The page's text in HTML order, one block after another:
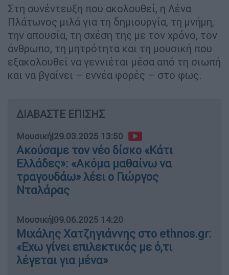
Στη συνέντευξη που ακολουθεί, η Λένα
Πλάτωνος μιλά για τη δημιουργία, τη μνήμη,
την απουσία, τη σχέση της με τον χρόνο, τον
άνθρωπο, τη μητρότητα και τη μουσική που
εξακολουθεί να γεννιέται μέσα από τη σιωπή
και να βγαίνει – εννέα φορές – στο φως.
ΔΙΑΒΑΣΤΕ ΕΠΙΣΗΣ
Μουσική|29.03.2025 13:50
Ακούσαμε τον νέο δίσκο «Κάτι
Ελλάδες»: «Ακόμα μαθαίνω να
τραγουδάω» λέει ο Γιώργος
Νταλάρας
Μουσική|09.06.2025 14:20
Μιχάλης Χατζηγιάννης στο ethnos.gr:
«Εχω γίνει επιλεκτικός με ό,τι
λέγεται για μένα»